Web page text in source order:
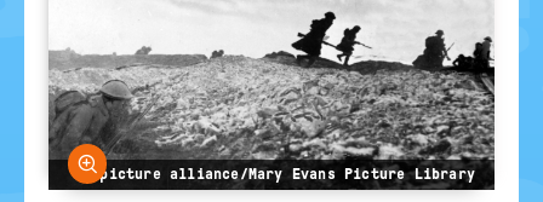
Bild vergrößern
© picture alliance/Mary Evans Picture Library